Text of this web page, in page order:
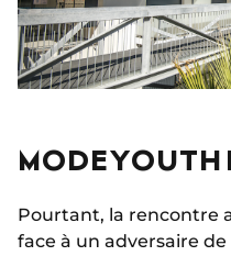
MODE YOUTH
Pourtant, la rencontre
face à un adversaire de